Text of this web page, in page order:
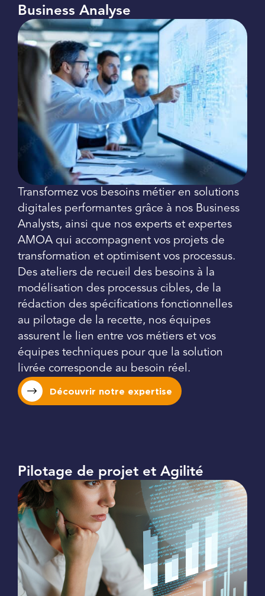
Business Analyse
Transformez vos besoins métier en solutions
digitales performantes grâce à nos Business
Analysts, ainsi que nos experts et expertes
AMOA qui accompagnent vos projets de
transformation et optimisent vos processus.
Des ateliers de recueil des besoins à la
modélisation des processus cibles, de la
rédaction des spécifications fonctionnelles
au pilotage de la recette, nos équipes
assurent le lien entre vos métiers et vos
équipes techniques pour que la solution
livrée corresponde au besoin réel.
Découvrir notre expertise
Pilotage de projet et Agilité